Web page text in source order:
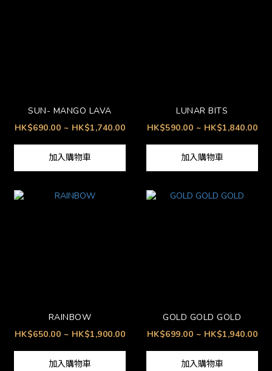
SUN- MANGO LAVA
HK$690.00 ~ HK$1,740.00
加入購物車
LUNAR BITS
HK$590.00 ~ HK$1,840.00
加入購物車
RAINBOW
HK$650.00 ~ HK$1,900.00
加入購物車
GOLD GOLD GOLD
HK$699.00 ~ HK$1,940.00
加入購物車